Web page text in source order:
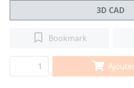
3D CAD
Bookmark